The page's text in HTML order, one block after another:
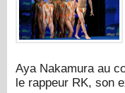
Aya Nakamura au
le rappeur RK, son